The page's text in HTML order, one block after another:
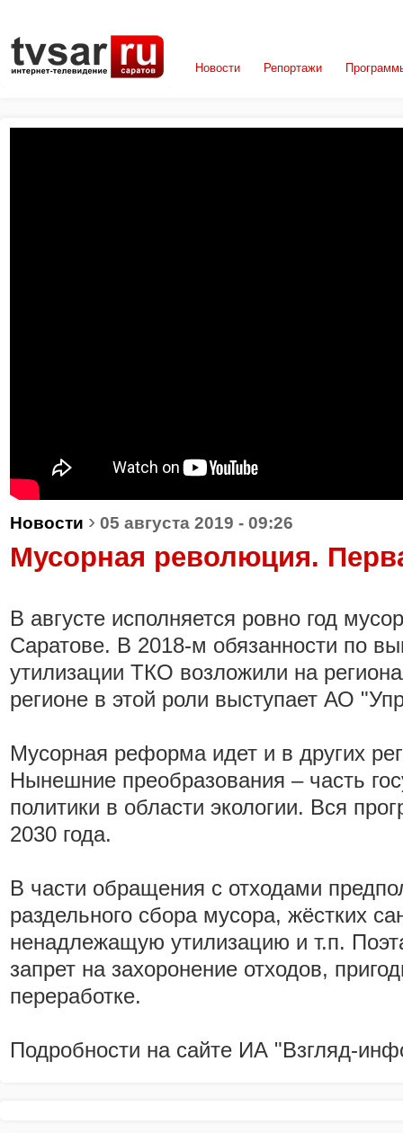
Новости Репортажи
Новости › 05 августа 2019 - 09:26
Мусорная революция.
В августе исполняется ровно год
Саратове. В 2018-м обязанности по
утилизации ТКО возложили на
регионе в этой роли выступает АО
Мусорная реформа идет и в других
Нынешние преобразования – часть
политики в области экологии. Вся
2030 года.
В части обращения с отходами
раздельного сбора мусора, жёстких
ненадлежащую утилизацию и т.п.
запрет на захоронение отходов,
переработке.
Подробности на сайте ИА "Взгляд-